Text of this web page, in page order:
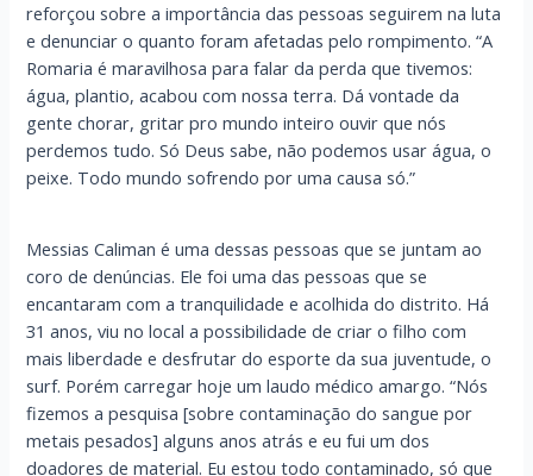
reforçou sobre a importância das pessoas seguirem na luta
e denunciar o quanto foram afetadas pelo rompimento. “A
Romaria é maravilhosa para falar da perda que tivemos:
água, plantio, acabou com nossa terra. Dá vontade da
gente chorar, gritar pro mundo inteiro ouvir que nós
perdemos tudo. Só Deus sabe, não podemos usar água, o
peixe. Todo mundo sofrendo por uma causa só.”
Messias Caliman é uma dessas pessoas que se juntam ao
coro de denúncias. Ele foi uma das pessoas que se
encantaram com a tranquilidade e acolhida do distrito. Há
31 anos, viu no local a possibilidade de criar o filho com
mais liberdade e desfrutar do esporte da sua juventude, o
surf. Porém carregar hoje um laudo médico amargo. “Nós
fizemos a pesquisa [sobre contaminação do sangue por
metais pesados] alguns anos atrás e eu fui um dos
doadores de material. Eu estou todo contaminado, só que